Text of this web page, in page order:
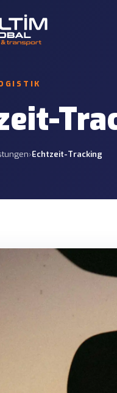
Teilladung
Wirtschaftliche
Hafen- &
Zustellung von
Tägliche
›Echtzeit-Tracking